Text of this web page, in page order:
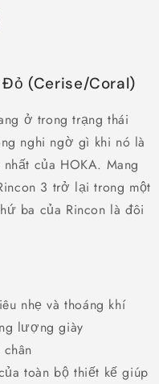
(Cerise/Coral)
ở trong trạng thái
nghi ngờ gì khi nó là
của HOKA. Mang
3 trở lại trong một
ba của Rincon là đôi
nhẹ và thoáng khí
lượng giày
toàn bộ thiết kế giúp